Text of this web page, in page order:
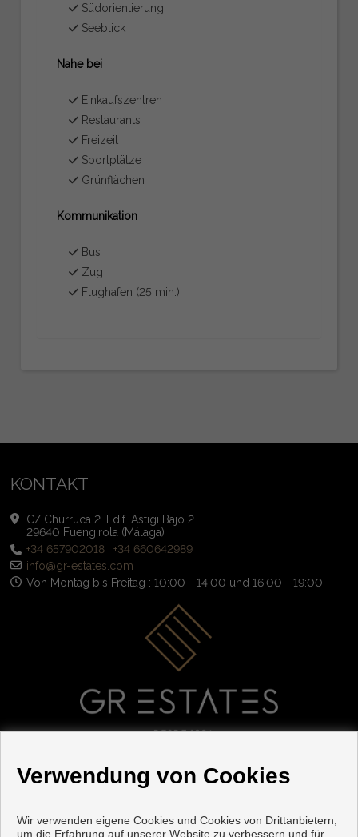
Südorientierung
Seeblick
Nahe bei
Einkaufszentren
Restaurants
Freizeit
Sportplätze
Grünflächen
Kommunikation
Bus
Zug
Flughafen (25 min.)
KONTAKT
C/ Churruca 2. Edif. Astigi Bajo 2
29640 Fuengirola (Málaga)
+34 657902018 |+34 660642989
info@gr-estates.com
Von Montag bis Freitag : 10:00 - 14:00 und 16:00 - 19:00
FOLGE UNS
Verwendung von Cookies
Wir verwenden eigene Cookies und Cookies von Drittanbietern,
um die Erfahrung auf unserer Website zu verbessern und für